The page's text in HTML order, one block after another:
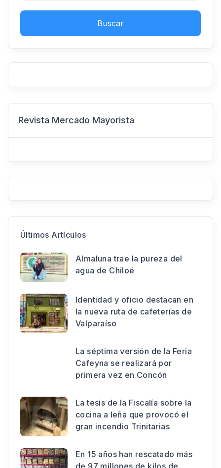
Buscar
Revista Mercado Mayorista
Últimos Artículos
Almaluna trae la pureza del
agua de Chiloé
Identidad y oficio destacan en
la nueva ruta de cafeterías de
Valparaíso
La séptima versión de la Feria
Cafeyna se realizará por
primera vez en Concón
La tesis de la Fiscalía sobre la
cocina a leña que provocó el
gran incendio Trinitarias
En 15 años han rescatado más
de 97 millones de kilos de